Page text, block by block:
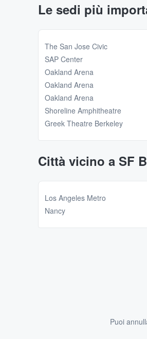
Le sedi più
The San Jose Civic
SAP Center
Oakland Arena
Oakland Arena
Oakland Arena
Shoreline Amphitheatre
Greek Theatre Berkeley
Città vicino a SF
Los Angeles Metro
Nancy
Puoi